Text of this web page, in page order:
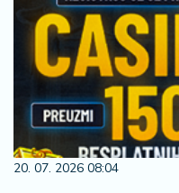
20. 07. 2026 08:04